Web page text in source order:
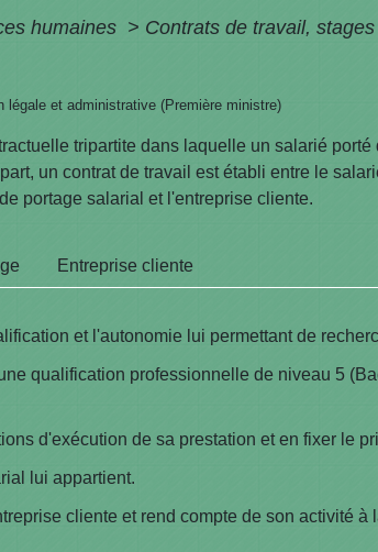
humaines > Contrats de travail,
légale et administrative (Première ministre)
tripartite dans laquelle un salarié
un contrat de travail est établi entre le
portage salarial et l'entreprise cliente.
Entreprise cliente
et l'autonomie lui permettant de
qualification professionnelle de niveau 5
d'exécution de sa prestation et en fixer le
lui appartient.
cliente et rend compte de son activité